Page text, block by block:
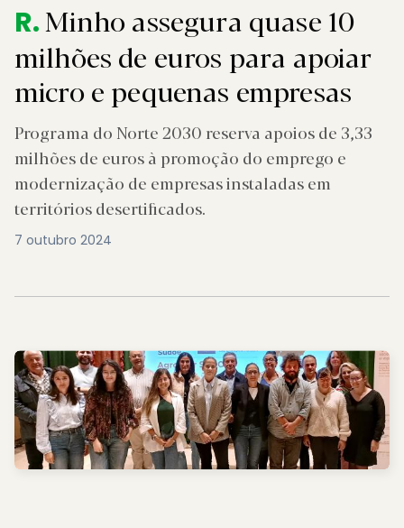
R.Minho assegura quase 10
milhões de euros para apoiar
micro e pequenas empresas
Programa do Norte 2030 reserva apoios de 3,33
milhões de euros à promoção do emprego e
modernização de empresas instaladas em
territórios desertificados.
7 outubro 2024